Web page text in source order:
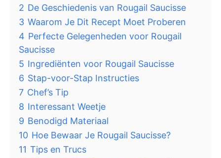
2 De Geschiedenis van Rougail Saucisse
3 Waarom Je Dit Recept Moet Proberen
4 Perfecte Gelegenheden voor Rougail
Saucisse
5 Ingrediënten voor Rougail Saucisse
6 Stap-voor-Stap Instructies
7 Chef’s Tip
8 Interessant Weetje
9 Benodigd Materiaal
10 Hoe Bewaar Je Rougail Saucisse?
11 Tips en Trucs